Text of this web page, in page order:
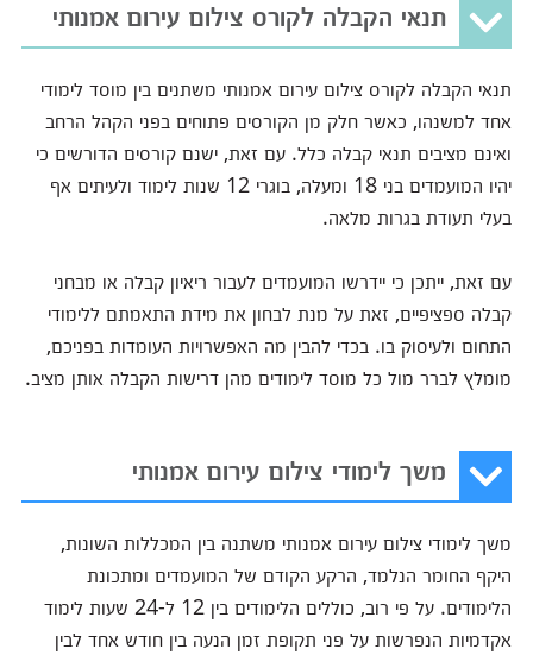
תנאי הקבלה לקורס צילום עירום אמנותי
תנאי הקבלה לקורס צילום עירום אמנותי משתנים בין מוסד לימודי
אחד למשנהו, כאשר חלק מן הקורסים פתוחים בפני הקהל הרחב
ואינם מציבים תנאי קבלה כלל. עם זאת, ישנם קורסים הדורשים כי
יהיו המועמדים בני 18 ומעלה, בוגרי 12 שנות לימוד ולעיתים אף
בעלי תעודת בגרות מלאה.
עם זאת, ייתכן כי יידרשו המועמדים לעבור ריאיון קבלה או מבחני
קבלה ספציפיים, זאת על מנת לבחון את מידת התאמתם ללימודי
התחום ולעיסוק בו. בכדי להבין מה האפשרויות העומדות בפניכם,
מומלץ לברר מול כל מוסד לימודים מהן דרישות הקבלה אותן מציב.
משך לימודי צילום עירום אמנותי
משך לימודי צילום עירום אמנותי משתנה בין המכללות השונות,
היקף החומר הנלמד, הרקע הקודם של המועמדים ומתכונת
הלימודים. על פי רוב, כוללים הלימודים בין 12 ל-24 שעות לימוד
אקדמיות הנפרשות על פני תקופת זמן הנעה בין חודש אחד לבין